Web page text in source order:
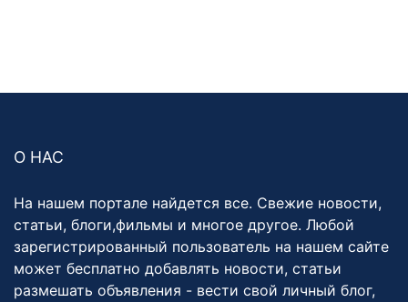
О НАС
На нашем портале найдется все. Свежие новости,
статьи, блоги,фильмы и многое другое. Любой
зарегистрированный пользователь на нашем сайте
может бесплатно добавлять новости, статьи
размешать объявления - вести свой личный блог,